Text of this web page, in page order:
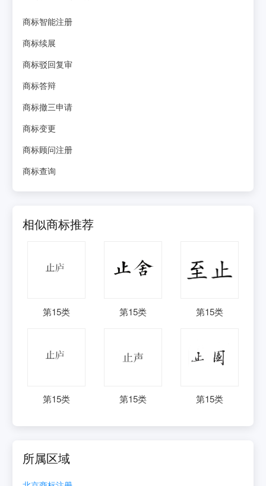
商标智能注册
商标续展
商标驳回复审
商标答辩
商标撤三申请
商标变更
商标顾问注册
商标查询
相似商标推荐
第15类 第15类 第15类
第15类 第15类 第15类
所属区域